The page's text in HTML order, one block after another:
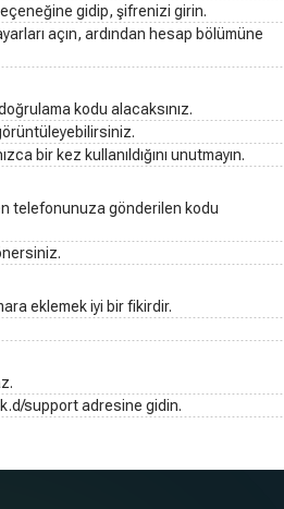
gidip, şifrenizi girin.
açın, ardından hesap bölümüne
kodu alacaksınız.
bir kez kullanıldığını unutmayın.
telefonunuza gönderilen kodu
eklemek iyi bir fikirdir.
support adresine gidin.